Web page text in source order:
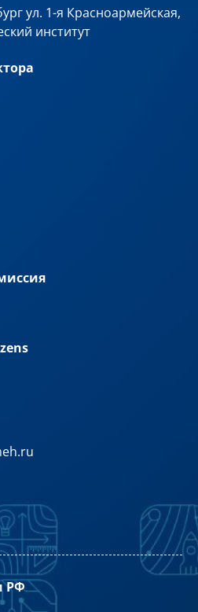
ул. 1-я Красноармейская,
институт
РФ